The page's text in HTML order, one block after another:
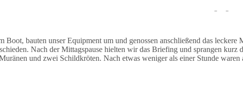
ins Wasser. Wir tauchten stationär und sahen während des Tauchgangs
bauten unser Equipment um und genossen anschließend das leckere
Nach der Mittagspause hielten wir das Briefing und sprangen kurz
und zwei Schildkröten. Nach etwas weniger als einer Stunde